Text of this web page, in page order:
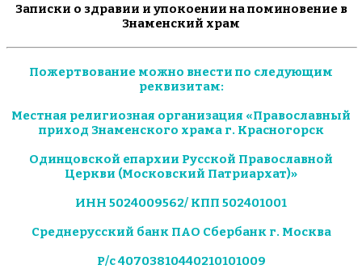
Записки о здравии и упокоении на поминовение в
Знаменский храм
Пожертвование можно внести по следующим
реквизитам:
Местная религиозная организация «Православный
приход Знаменского храма г. Красногорск
Одинцовской епархии Русской Православной
Церкви (Московский Патриархат)»
ИНН 5024009562/ КПП 502401001
Среднерусский банк ПАО Сбербанк г. Москва
Р/с 40703810440210101009